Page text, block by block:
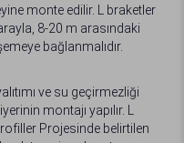
monte edilir. L braketler
8-20 m arasındaki
bağlanmalıdır.
ve su geçirmezliği
montajı yapılır. L
Projesinde belirtilen